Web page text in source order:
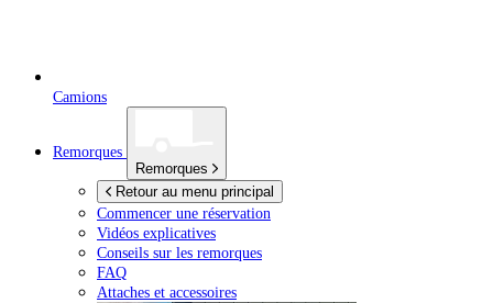
Camions
Remorques
Remorques
Retour au menu principal
Commencer une réservation
Vidéos explicatives
Conseils sur les remorques
FAQ
Attaches et accessoires